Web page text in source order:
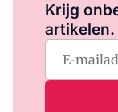
Krijg
artikelen.